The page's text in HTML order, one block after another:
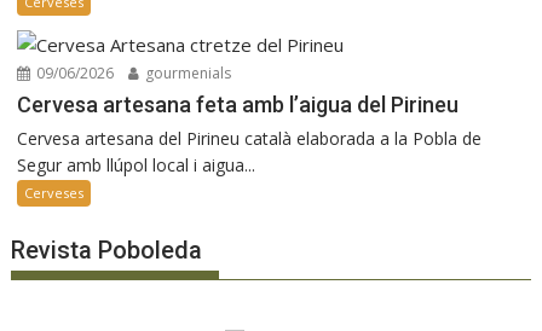
09/06/2026 gourmenials
Cervesa artesana feta amb l’aigua del Pirineu
Cervesa artesana del Pirineu català elaborada a la Pobla de
Segur amb llúpol local i aigua...
Cerveses
Revista Poboleda